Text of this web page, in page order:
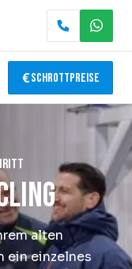
Schrottpreise
alten
ein einzelnes